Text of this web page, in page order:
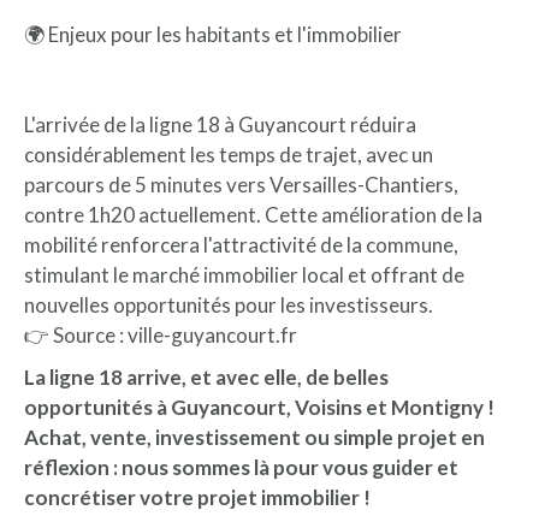
🌍 Enjeux pour les habitants et l'immobilier
L'arrivée de la ligne 18 à Guyancourt réduira
considérablement les temps de trajet, avec un
parcours de 5 minutes vers Versailles-Chantiers,
contre 1h20 actuellement. Cette amélioration de la
mobilité renforcera l'attractivité de la commune,
stimulant le marché immobilier local et offrant de
nouvelles opportunités pour les investisseurs.
👉 Source : ville-guyancourt.fr
La ligne 18 arrive, et avec elle, de belles
opportunités à Guyancourt, Voisins et Montigny !
Achat, vente, investissement ou simple projet en
réflexion : nous sommes là pour vous guider et
concrétiser votre projet immobilier !